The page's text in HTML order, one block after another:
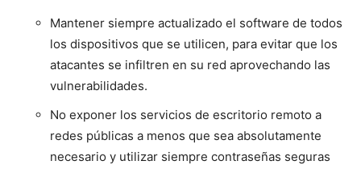
Mantener siempre actualizado el software de todos
los dispositivos que se utilicen, para evitar que los
atacantes se infiltren en su red aprovechando las
vulnerabilidades.
No exponer los servicios de escritorio remoto a
redes públicas a menos que sea absolutamente
necesario y utilizar siempre contraseñas seguras